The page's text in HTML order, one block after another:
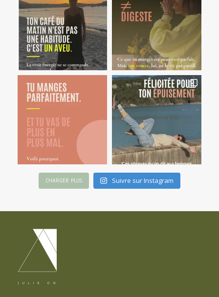
CHARGER PLUS Suivre sur Instagram